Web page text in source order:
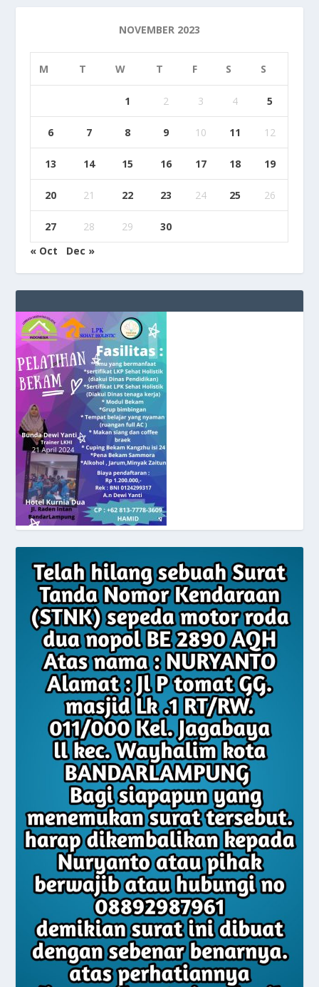
NOVEMBER 2023
M T W T F S S
1 2 3 4 5
6 7 8 9 10 11 12
13 14 15 16 17 18 19
20 21 22 23 24 25 26
27 28 29
30
« Oct
Dec »